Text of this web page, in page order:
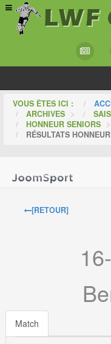
VOUS ÊTES ICI :
ARCHIVES >
HONNEUR SENIORS >
RÉSULTATS
[RETOUR]
Match